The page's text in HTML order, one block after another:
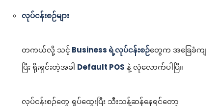
လုပ်ငန်းစဉ်များ
တကယ်လို့ သင့် Business ရဲ့လုပ်ငန်းစဉ်တွေက အခြေခံကျ
ပြီး ရိုးရှင်းတဲ့အခါ Default POS နဲ့ လုံလောက်ပါပြီ။
လုပ်ငန်းစဉ်တွေ ရှုပ်ထွေးပြီး သီးသန့်ဆန်နေရင်တော့